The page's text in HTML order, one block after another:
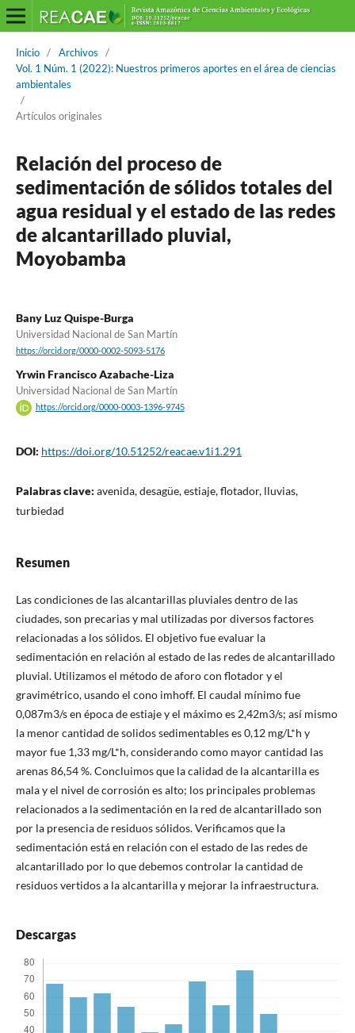
Inicio / Archivos
/
Vol. 1 Núm. 1 (2022): Nuestros primeros aportes en el área de ciencias
ambientales
/
Artículos originales
Relación del proceso de
sedimentación de sólidos totales del
agua residual y el estado de las redes
de alcantarillado pluvial,
Moyobamba
Bany Luz Quispe-Burga
Universidad Nacional de San Martín
https://orcid.org/0000-0002-5093-5176
Yrwin Francisco Azabache-Liza
Universidad Nacional de San Martín
https://orcid.org/0000-0003-1396-9745
DOI: https://doi.org/10.51252/reacae.v1i1.291
Palabras clave: avenida, desagüe, estiaje, flotador, lluvias,
turbiedad
Resumen
Las condiciones de las alcantarillas pluviales dentro de las
ciudades, son precarias y mal utilizadas por diversos factores
relacionadas a los sólidos. El objetivo fue evaluar la
sedimentación en relación al estado de las redes de alcantarillado
pluvial. Utilizamos el método de aforo con flotador y el
gravimétrico, usando el cono imhoff. El caudal mínimo fue
0,087m3/s en época de estiaje y el máximo es 2,42m3/s; así mismo
la menor cantidad de solidos sedimentables es 0,12 mg/L*h y
mayor fue 1,33 mg/L*h, considerando como mayor cantidad las
arenas 86,54 %. Concluimos que la calidad de la alcantarilla es
mala y el nivel de corrosión es alto; los principales problemas
relacionados a la sedimentación en la red de alcantarillado son
por la presencia de residuos sólidos. Verificamos que la
sedimentación está en relación con el estado de las redes de
alcantarillado por lo que debemos controlar la cantidad de
residuos vertidos a la alcantarilla y mejorar la infraestructura.
Descargas